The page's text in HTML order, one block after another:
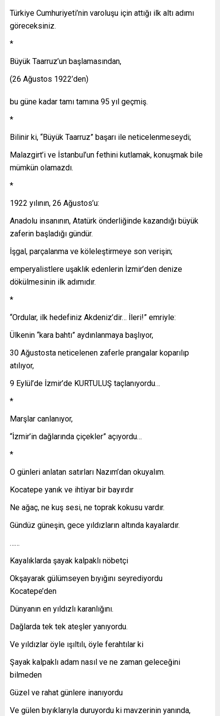
Türkiye Cumhuriyeti’nin varoluşu için attığı ilk altı adımı
göreceksiniz.
*
Büyük Taarruz’un başlamasından,
(26 Ağustos 1922’den)
bu güne kadar tamı tamına 95 yıl geçmiş.
*
Bilinir ki, “Büyük Taarruz” başarı ile neticelenmeseydi;
Malazgirt’i ve İstanbul’un fethini kutlamak, konuşmak bile
mümkün olamazdı.
*
1922 yılının, 26 Ağustos’u:
Anadolu insanının, Atatürk önderliğinde kazandığı büyük
zaferin başladığı gündür.
İşgal, parçalanma ve köleleştirmeye son verişin;
emperyalistlere uşaklık edenlerin İzmir’den denize
dökülmesinin ilk adımıdır.
*
“Ordular, ilk hedefiniz Akdeniz’dir… İleri!” emriyle:
Ülkenin “kara bahtı” aydınlanmaya başlıyor,
30 Ağustosta neticelenen zaferle prangalar koparılıp
atılıyor,
9 Eylül’de İzmir’de KURTULUŞ taçlanıyordu…
*
Marşlar canlanıyor,
“İzmir’in dağlarında çiçekler” açıyordu…
*
O günleri anlatan satırları Nazım’dan okuyalım.
Kocatepe yanık ve ihtiyar bir bayırdır
Ne ağaç, ne kuş sesi, ne toprak kokusu vardır.
Gündüz güneşin, gece yıldızların altında kayalardır.
……
Kayalıklarda şayak kalpaklı nöbetçi
Okşayarak gülümseyen bıyığını seyrediyordu
Kocatepe’den
Dünyanın en yıldızlı karanlığını.
Dağlarda tek tek ateşler yanıyordu.
Ve yıldızlar öyle ışıltılı, öyle ferahtılar ki
Şayak kalpaklı adam nasıl ve ne zaman geleceğini
bilmeden
Güzel ve rahat günlere inanıyordu
Ve gülen bıyıklarıyla duruyordu ki mavzerinin yanında,